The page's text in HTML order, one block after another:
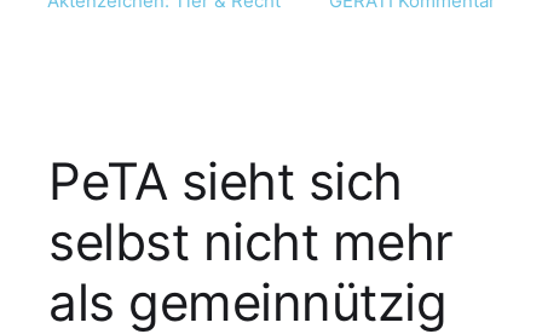
PeTA sieht sich
selbst nicht mehr
als gemeinnützig